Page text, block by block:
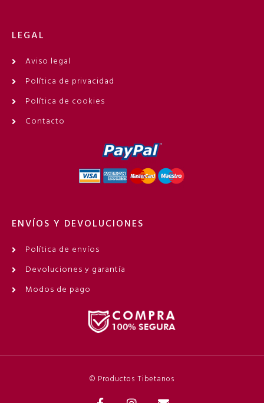
LEGAL
Aviso legal
Política de privacidad
Política de cookies
Contacto
ENVÍOS Y DEVOLUCIONES
Política de envíos
Devoluciones y garantía
Modos de pago
© Productos Tibetanos